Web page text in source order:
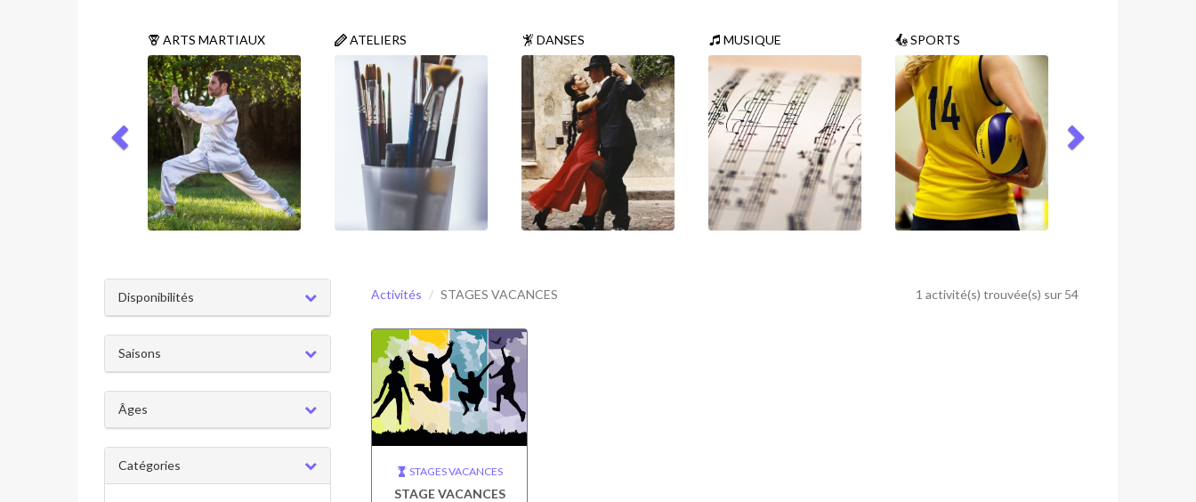
ARTS MARTIAUX
ATELIERS DANSES MUSIQUE SPORTS
Disponibilités
Saisons
Âges
Catégories
Activités STAGES VACANCES 1 activité(s) trouvée(s) sur 54
STAGES VACANCES
STAGE VACANCES